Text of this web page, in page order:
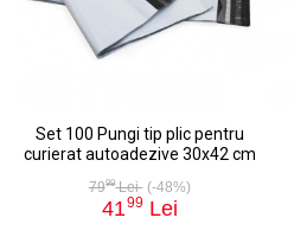
Set 100 Pungi tip plic pentru
curierat autoadezive 30x42 cm
7999Lei (-48%)
4199 Lei